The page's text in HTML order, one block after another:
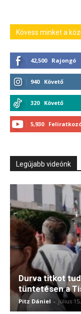
Kövess minket a
42,500 Rajongó
940 Követő
320 Követő
5,930
Legújabb videónk
Durva titkot
tüntetésen a
Pitz Dániel - július